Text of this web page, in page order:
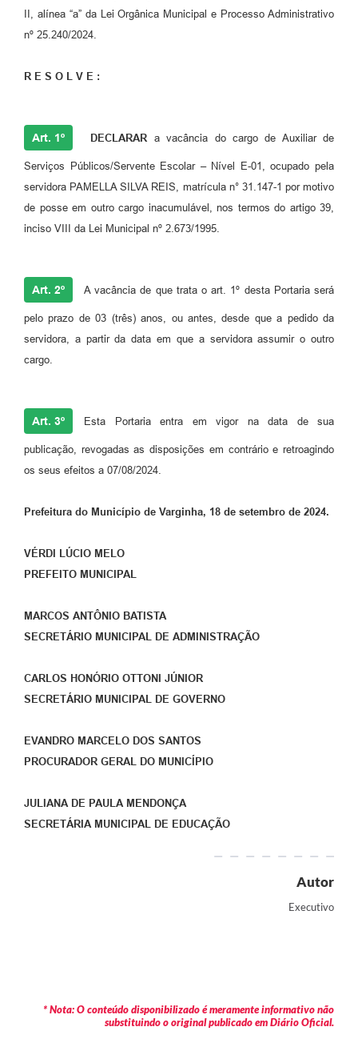
II, alínea “a” da Lei Orgânica Municipal e Processo Administrativo
nº 25.240/2024.
R E S O L V E :
Art. 1º DECLARAR a vacância do cargo de Auxiliar de
Serviços Públicos/Servente Escolar – Nível E-01, ocupado pela
servidora PAMELLA SILVA REIS, matrícula n° 31.147-1 por motivo
de posse em outro cargo inacumulável, nos termos do artigo 39,
inciso VIII da Lei Municipal nº 2.673/1995.
Art. 2º A vacância de que trata o art. 1º desta Portaria será
pelo prazo de 03 (três) anos, ou antes, desde que a pedido da
servidora, a partir da data em que a servidora assumir o outro
cargo.
Art. 3º Esta Portaria entra em vigor na data de sua
publicação, revogadas as disposições em contrário e retroagindo
os seus efeitos a 07/08/2024.
Prefeitura do Município de Varginha, 18 de setembro de 2024.
VÉRDI LÚCIO MELO
PREFEITO MUNICIPAL
MARCOS ANTÔNIO BATISTA
SECRETÁRIO MUNICIPAL DE ADMINISTRAÇÃO
CARLOS HONÓRIO OTTONI JÚNIOR
SECRETÁRIO MUNICIPAL DE GOVERNO
EVANDRO MARCELO DOS SANTOS
PROCURADOR GERAL DO MUNICÍPIO
JULIANA DE PAULA MENDONÇA
SECRETÁRIA MUNICIPAL DE EDUCAÇÃO
Autor
Executivo
* Nota: O conteúdo disponibilizado é meramente informativo não
substituindo o original publicado em Diário Oficial.